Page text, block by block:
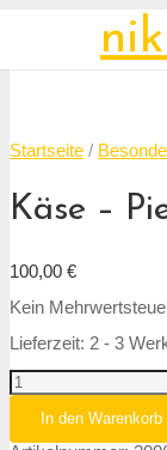
Startseite /
Käse –
100,00 €
Kein
Lieferzeit: 2 - 3
In den Warenkorb